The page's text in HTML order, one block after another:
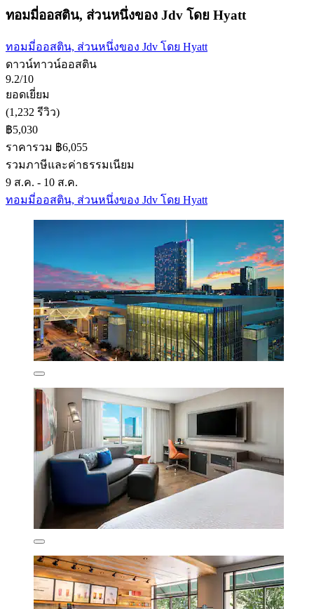
ทอมมี่ออสติน, ส่วนหนึ่งของ Jdv โดย Hyatt
ทอมมี่ออสติน, ส่วนหนึ่งของ Jdv โดย Hyatt
ดาวน์ทาวน์ออสติน
9.2/10
ยอดเยี่ยม
(1,232 รีวิว)
฿5,030
ราคารวม ฿6,055
รวมภาษีและค่าธรรมเนียม
9 ส.ค. - 10 ส.ค.
ทอมมี่ออสติน, ส่วนหนึ่งของ Jdv โดย Hyatt